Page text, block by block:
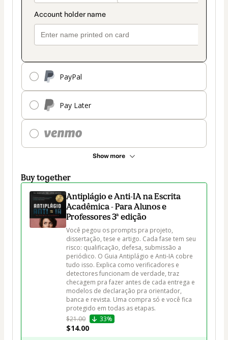
PayPal
Pay Later
Show more
Buy together
Antiplágio e Anti-IA na Escrita
Acadêmica - Para Alunos e
Professores 3ª edição
Você pegou os prompts pra projeto,
dissertação, tese e artigo. Cada fase tem seu
risco: qualificação, defesa, submissão a
periódico. O Guia Antiplágio e Anti-IA cobre
tudo isso. Explica como verificadores e
detectores funcionam de verdade, traz
checagem pra fazer antes de cada entrega e
modelos de declaração pra orientador,
banca e revista. Uma compra só e você fica
protegido em todas as etapas.
$21.00
33%
$14.00